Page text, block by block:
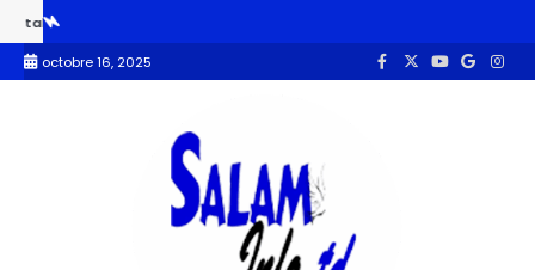
obtient le soutien de la Banque mondiale
octobre 16, 2025